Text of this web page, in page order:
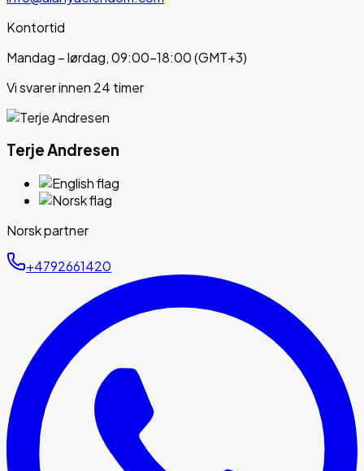
Kontortid
Mandag – lørdag, 09:00–18:00 (GMT+3)
Vi svarer innen 24 timer
Terje Andresen
Norsk partner
+4792661420